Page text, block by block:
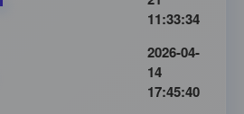
11:33:34
2026-04-
14
17:45:40